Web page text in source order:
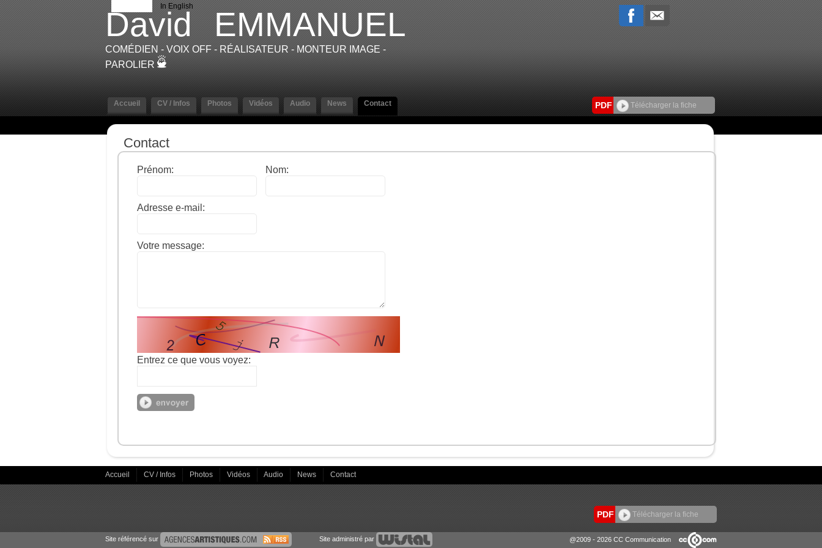
In English
David EMMANUEL
COMÉDIEN - VOIX OFF - RÉALISATEUR - MONTEUR IMAGE -
PAROLIER
Accueil CV / Infos Photos Vidéos Audio News Contact PDF Télécharger la fiche
Contact
Prénom: Nom:
Adresse e-mail:
Votre message:
Entrez ce que vous voyez:
Accueil CV / Infos Photos Vidéos Audio News Contact
PDF Télécharger la fiche
Site référencé sur Site administré par @2009 - 2026 CC Communication